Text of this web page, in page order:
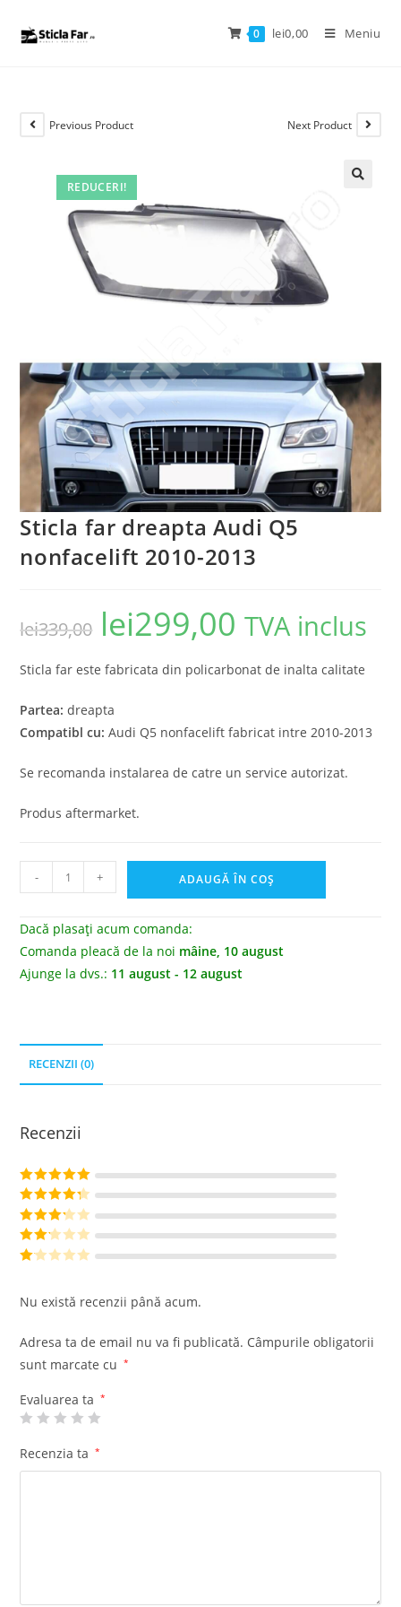
0 lei0,00 Meniu
REDUCERI!
Previous Product Next Product
Sticla far dreapta Audi Q5
nonfacelift 2010-2013
lei339,00 lei299,00 TVA inclus
Sticla far este fabricata din policarbonat de inalta calitate
Partea: dreapta
Compatibl cu: Audi Q5 nonfacelift fabricat intre 2010-2013
Se recomanda instalarea de catre un service autorizat.
Produs aftermarket.
- + ADAUGĂ ÎN COȘ
Dacă plasați acum comanda:
Comanda pleacă de la noi mâine, 10 august
Ajunge la dvs.: 11 august - 12 august
RECENZII (0)
Recenzii
Evaluat la5
din 5
Evaluat la
4din 5
Evaluat
la3din
Evalu
1
n
Nu există recenzii până acum.
Adresa ta de email nu va fi publicată. Câmpurile obligatorii
sunt marcate cu
*
Evaluarea ta *
Recenzia ta *